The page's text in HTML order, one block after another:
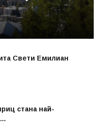
Свeти Емилиан
стана най-